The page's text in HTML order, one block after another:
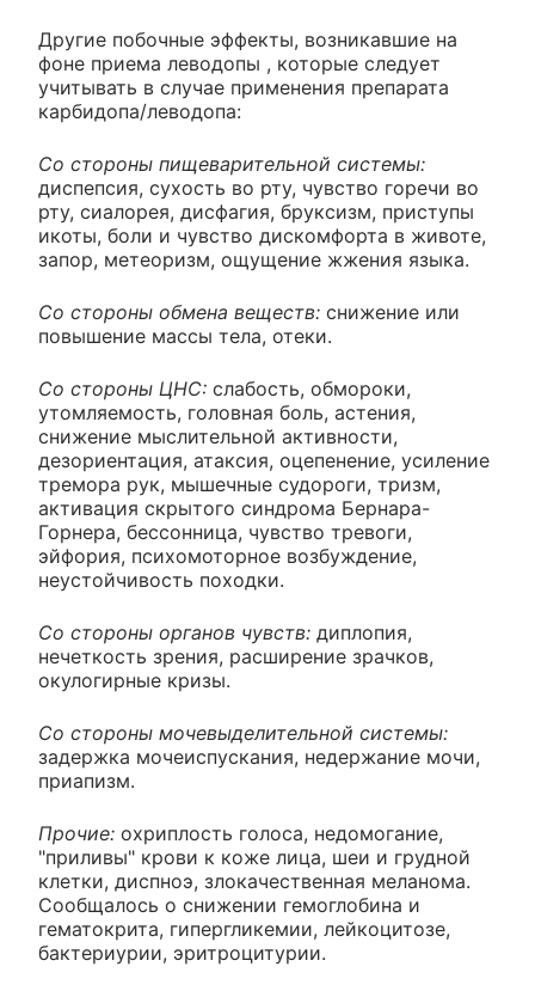
Другие побочные эффекты, возникавшие на
фоне приема леводопы , которые следует
учитывать в случае применения препарата
карбидопа/леводопа:
Со стороны пищеварительной системы:
диспепсия, сухость во рту, чувство горечи во
рту, сиалорея, дисфагия, бруксизм, приступы
икоты, боли и чувство дискомфорта в животе,
запор, метеоризм, ощущение жжения языка.
Со стороны обмена веществ: снижение или
повышение массы тела, отеки.
Со стороны ЦНС: слабость, обмороки,
утомляемость, головная боль, астения,
снижение мыслительной активности,
дезориентация, атаксия, оцепенение, усиление
тремора рук, мышечные судороги, тризм,
активация скрытого синдрома Бернара-
Горнера, бессонница, чувство тревоги,
эйфория, психомоторное возбуждение,
неустойчивость походки.
Со стороны органов чувств: диплопия,
нечеткость зрения, расширение зрачков,
окулогирные кризы.
Со стороны мочевыделительной системы:
задержка мочеиспускания, недержание мочи,
приапизм.
Прочие: охриплость голоса, недомогание,
"приливы" крови к коже лица, шеи и грудной
клетки, диспноэ, злокачественная меланома.
Сообщалось о снижении гемоглобина и
гематокрита, гипергликемии, лейкоцитозе,
бактериурии, эритроцитурии.